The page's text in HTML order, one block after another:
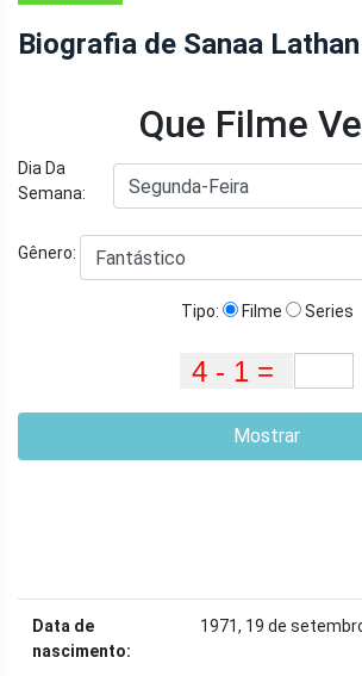
Biografia de Sanaa Lathan
Que Filme
Dia Da
Semana:
Gênero:
Tipo: Filme Series
Mostrar
Data de
nascimento:
1971, 19 de